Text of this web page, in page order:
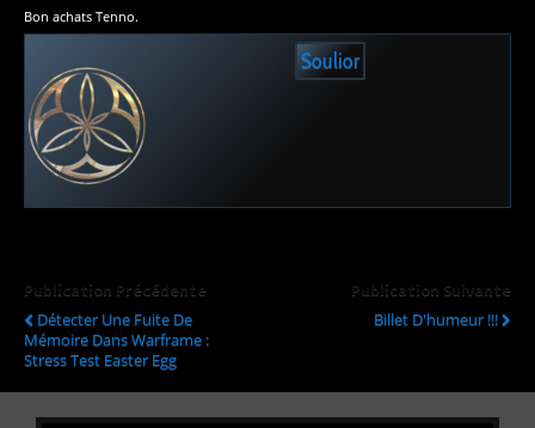
Bon achats Tenno.
Soulior
Publication Précédente
Détecter Une Fuite De
Mémoire Dans Warframe :
Stress Test Easter Egg
Publication Suivante
Billet D'humeur !!!